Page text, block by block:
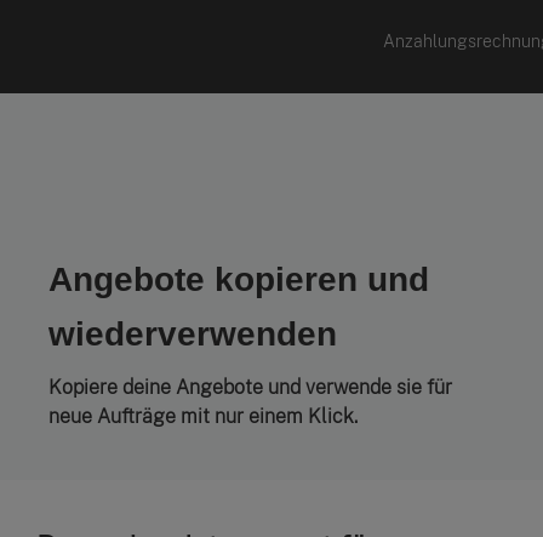
Angebote kopieren und
wiederverwenden
Kopiere deine Angebote und verwende sie für
neue Aufträge mit nur einem Klick.